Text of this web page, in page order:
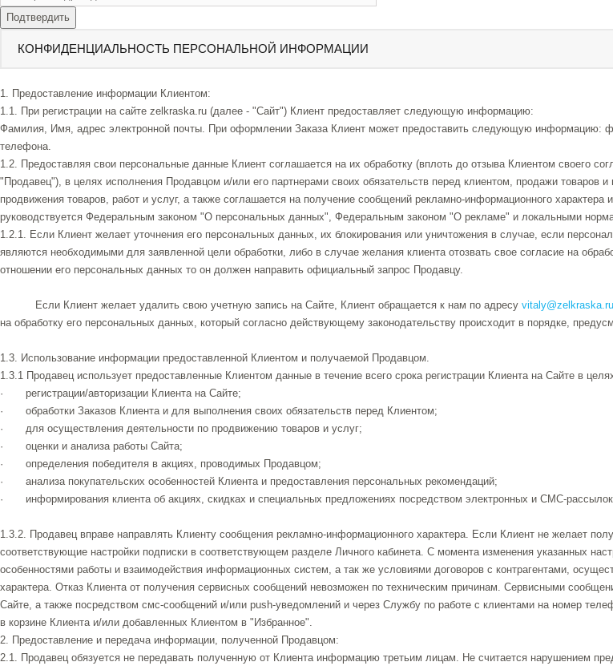
Подтвердить
КОНФИДЕНЦИАЛЬНОСТЬ ПЕРСОНАЛЬНОЙ ИНФОРМАЦИИ
1. Предоставление информации Клиентом:
1.1. При регистрации на сайте zelkraska.ru (далее - "Сайт") Клиент предоставляет следующую информацию:
Фамилия, Имя, адрес электронной почты. При оформлении Заказа Клиент может предоставить следующую информацию:
телефона.
1.2. Предоставляя свои персональные данные Клиент соглашается на их обработку (вплоть до отзыва Клиентом своего
"Продавец"), в целях исполнения Продавцом и/или его партнерами своих обязательств перед клиентом, продажи товаров
продвижения товаров, работ и услуг, а также соглашается на получение сообщений рекламно-информационного
руководствуется Федеральным законом "О персональных данных", Федеральным законом "О рекламе" и локальными
1.2.1. Если Клиент желает уточнения его персональных данных, их блокирования или уничтожения в случае, если
являются необходимыми для заявленной цели обработки, либо в случае желания клиента отозвать свое согласие на
отношении его персональных данных то он должен направить официальный запрос Продавцу.
Если Клиент желает удалить свою учетную запись на Сайте, Клиент обращается к нам по адресу vitaly@zelkraska.ru
на обработку его персональных данных, который согласно действующему законодательству происходит в порядке,
1.3. Использование информации предоставленной Клиентом и получаемой Продавцом.
1.3.1 Продавец использует предоставленные Клиентом данные в течение всего срока регистрации Клиента на Сайте в
· регистрации/авторизации Клиента на Сайте;
· обработки Заказов Клиента и для выполнения своих обязательств перед Клиентом;
· для осуществления деятельности по продвижению товаров и услуг;
· оценки и анализа работы Сайта;
· определения победителя в акциях, проводимых Продавцом;
· анализа покупательских особенностей Клиента и предоставления персональных рекомендаций;
· информирования клиента об акциях, скидках и специальных предложениях посредством электронных и СМС-
1.3.2. Продавец вправе направлять Клиенту сообщения рекламно-информационного характера. Если Клиент не желает
соответствующие настройки подписки в соответствующем разделе Личного кабинета. С момента изменения указанных
особенностями работы и взаимодействия информационных систем, а так же условиями договоров с контрагентами,
характера. Отказ Клиента от получения сервисных сообщений невозможен по техническим причинам. Сервисными
Сайте, а также посредством смс-сообщений и/или push-уведомлений и через Службу по работе с клиентами на номер
в корзине Клиента и/или добавленных Клиентом в "Избранное".
2. Предоставление и передача информации, полученной Продавцом:
2.1. Продавец обязуется не передавать полученную от Клиента информацию третьим лицам. Не считается нарушением